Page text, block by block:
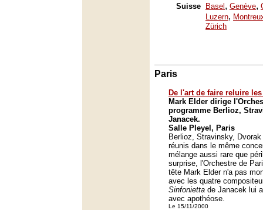
Suisse Basel , Genève,
Luzern,
Zürich
Paris
De l'art de faire reluire
Mark Elder dirige
programme Berlioz,
Janacek.
Salle Pleyel, Paris
Berlioz, Stravinsky,
réunis dans le même
mélange aussi rare que
surprise, l'Orchestre de
tête Mark Elder n'a pas
avec les quatre
Sinfonietta de Janacek lui
avec apothéose.
Le 15/11/2000